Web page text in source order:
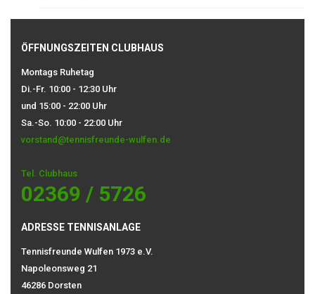
ÖFFNUNGSZEITEN CLUBHAUS
Montags Ruhetag
Di.-Fr. 10:00 - 12:30 Uhr
und 15:00 - 22:00 Uhr
Sa.-So. 10:00 - 22:00 Uhr
vorstand@tennisfreunde-wulfen.de
Tel. Clubhaus
02369 / 5726
ADRESSE TENNISANLAGE
Tennisfreunde Wulfen 1973 e.V.
Napoleonsweg 21
46286 Dorsten